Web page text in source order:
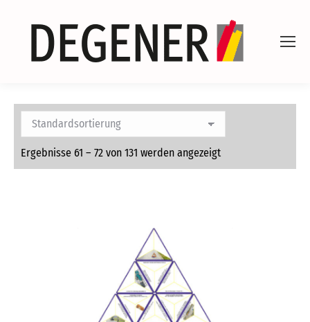
Ergebnisse 61 – 72 von 131 werden angezeigt